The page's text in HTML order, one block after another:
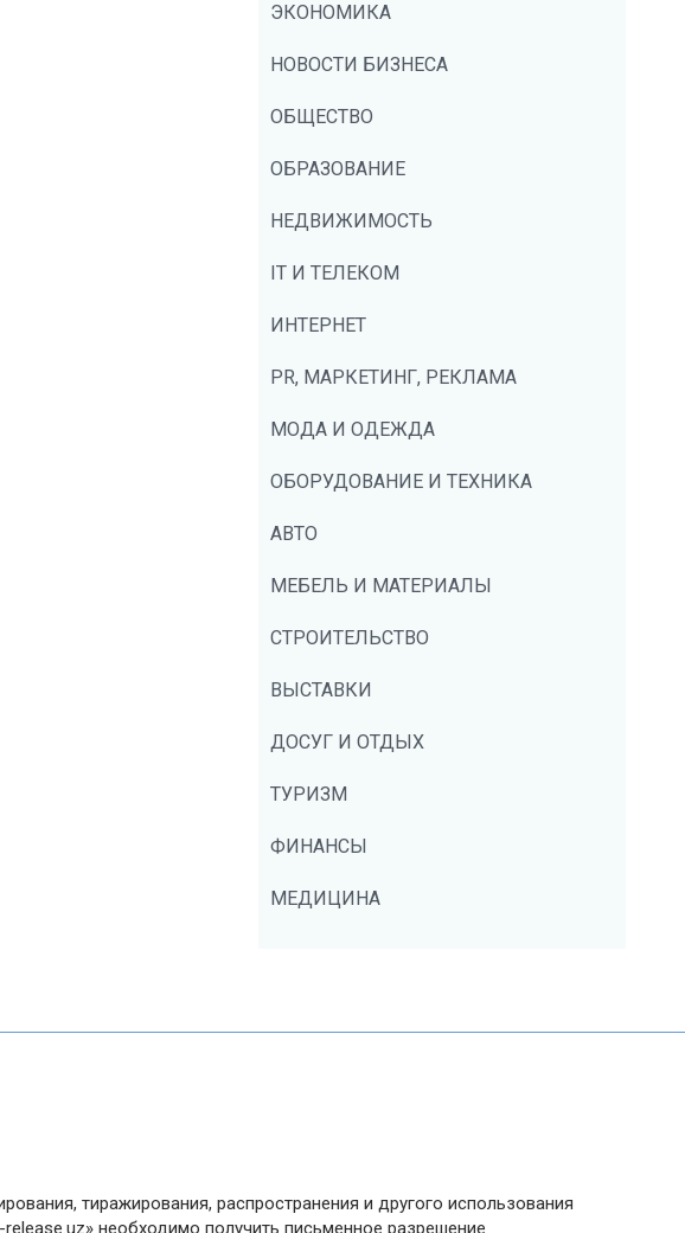
ЭКОНОМИКА
НОВОСТИ БИЗНЕСА
ОБЩЕСТВО
ОБРАЗОВАНИЕ
НЕДВИЖИМОСТЬ
IT И ТЕЛЕКОМ
ИНТЕРНЕТ
PR, МАРКЕТИНГ, РЕКЛАМА
МОДА И ОДЕЖДА
ОБОРУДОВАНИЕ И ТЕХНИКА
АВТО
МЕБЕЛЬ И МАТЕРИАЛЫ
СТРОИТЕЛЬСТВО
ВЫСТАВКИ
ДОСУГ И ОТДЫХ
ТУРИЗМ
ФИНАНСЫ
МЕДИЦИНА
тиражирования, распространения и другого использования
необходимо получить письменное разрешение